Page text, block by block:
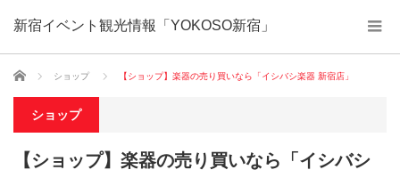
新宿イベント観光情報「YOKOSO新宿」
ホーム ショップ 【ショップ】楽器の売り買いなら「イシバシ楽器 新宿店」
ショップ
【ショップ】楽器の売り買いなら「イシバシ